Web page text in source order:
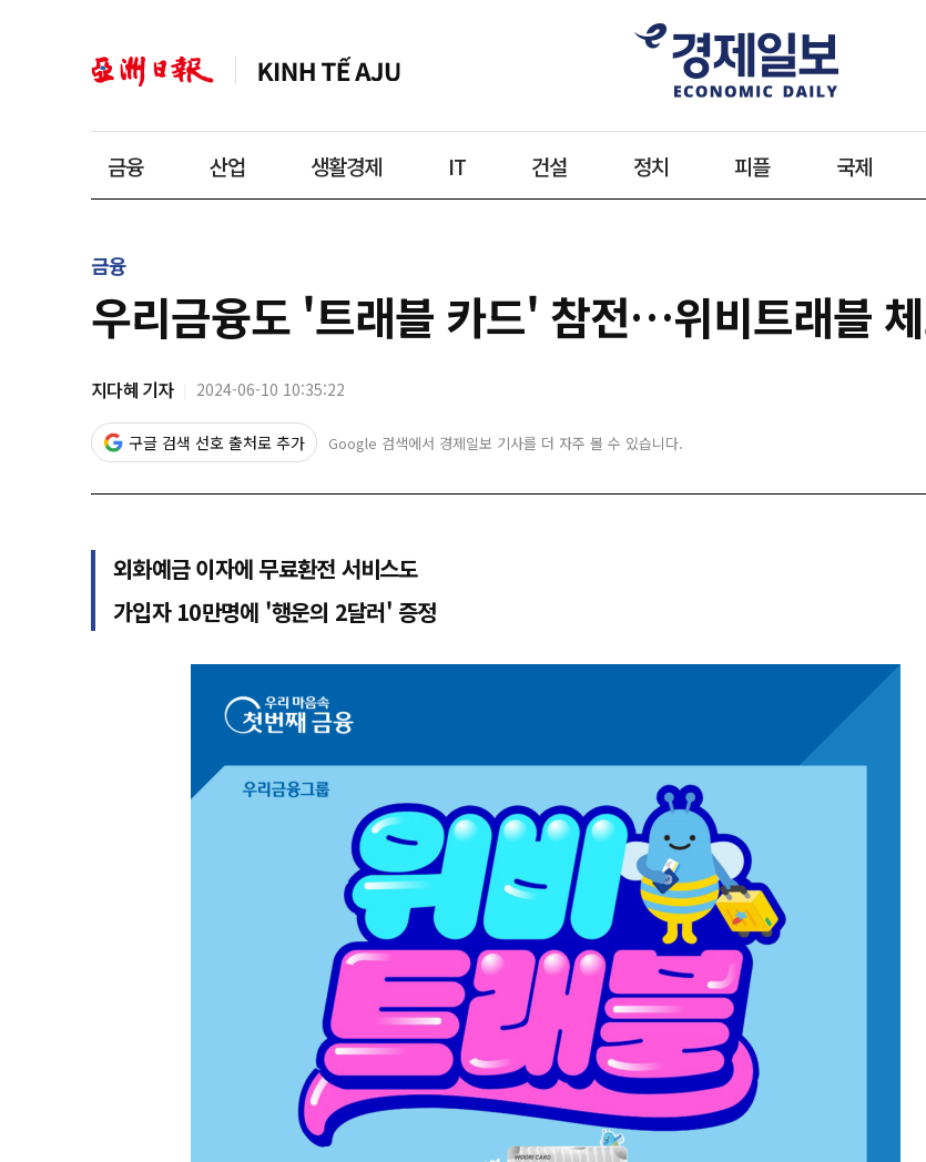
금융 산업 생활경제 IT 건설 정치 피플 국제
금융
우리금융도 '트래블 카드' 참전…위비트래블 체
지다혜 기자 2024-06-10 10:35:22
구글 검색 선호 출처로 추가 Google 검색에서 경제일보 기사를 더 자주 볼 수 있습니다.
외화예금 이자에 무료환전 서비스도
가입자 10만명에 '행운의 2달러' 증정